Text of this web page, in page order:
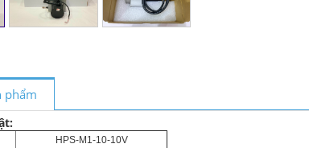
phẩm
HPS-M1-10-10V